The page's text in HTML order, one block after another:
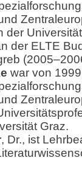
der
der ELTE
war von
Graz.
, Dr., ist